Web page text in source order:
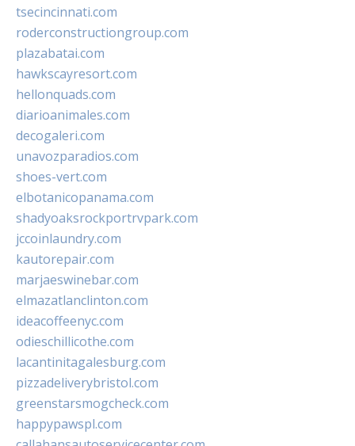
tsecincinnati.com
roderconstructiongroup.com
plazabatai.com
hawkscayresort.com
hellonquads.com
diarioanimales.com
decogaleri.com
unavozparadios.com
shoes-vert.com
elbotanicopanama.com
shadyoaksrockportrvpark.com
jccoinlaundry.com
kautorepair.com
marjaeswinebar.com
elmazatlanclinton.com
ideacoffeenyc.com
odieschillicothe.com
lacantinitagalesburg.com
pizzadeliverybristol.com
greenstarsmogcheck.com
happypawspl.com